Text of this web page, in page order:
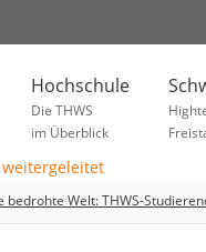
Hochschule
Die THWS
im Überblick
bedrohte Welt: THWS-